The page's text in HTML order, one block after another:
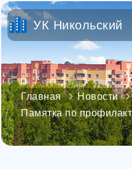
УК Никольский
Главная
Новости
Памятка по